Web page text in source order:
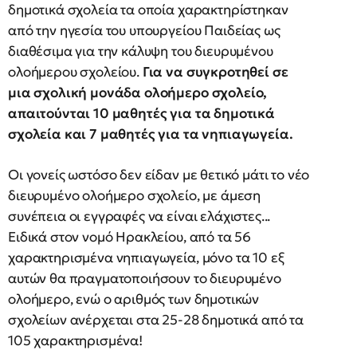
δημοτικά σχολεία τα οποία χαρακτηρίστηκαν
από την ηγεσία του υπουργείου Παιδείας ως
διαθέσιμα για την κάλυψη του διευρυμένου
ολοήμερου σχολείου. Για να συγκροτηθεί σε
μια σχολική μονάδα ολοήμερο σχολείο,
απαιτούνται 10 μαθητές για τα δημοτικά
σχολεία και 7 μαθητές για τα νηπιαγωγεία.
Οι γονείς ωστόσο δεν είδαν με θετικό μάτι το νέο
διευρυμένο ολοήμερο σχολείο, με άμεση
συνέπεια οι εγγραφές να είναι ελάχιστες...
Ειδικά στον νομό Ηρακλείου, από τα 56
χαρακτηρισμένα νηπιαγωγεία, μόνο τα 10 εξ
αυτών θα πραγματοποιήσουν το διευρυμένο
ολοήμερο, ενώ ο αριθμός των δημοτικών
σχολείων ανέρχεται στα 25-28 δημοτικά από τα
105 χαρακτηρισμένα!